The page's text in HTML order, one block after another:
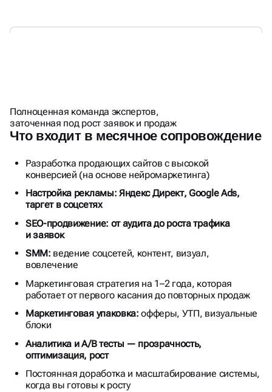
ШТАТНОГО МАРКЕТОЛОГА
Полноценная команда экспертов,
заточенная под рост заявок и продаж
Что входит в месячное сопровождение
Разработка продающих сайтов с высокой
конверсией (на основе нейромаркетинга)
Настройка рекламы: Яндекс Директ, Google Ads,
таргет в соцсетях
SEO-продвижение: от аудита до роста трафика
и заявок
SMM: ведение соцсетей, контент, визуал,
вовлечение
Маркетинговая стратегия на 1–2 года, которая
работает от первого касания до повторных продаж
Маркетинговая упаковка: офферы, УТП, визуальные
блоки
Аналитика и A/B тесты — прозрачность,
оптимизация, рост
Постоянная доработка и масштабирование системы,
когда вы готовы к росту